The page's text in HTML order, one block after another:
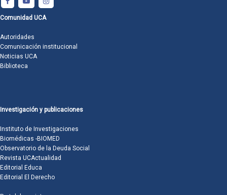
Comunidad UCA
Autoridades
Comunicación institucional
Noticias UCA
Biblioteca
Investigación y publicaciones
Instituto de Investigaciones
Biomédicas -BIOMED
Observatorio de la Deuda Social
Revista UCActualidad
Editorial Educa
Editorial El Derecho